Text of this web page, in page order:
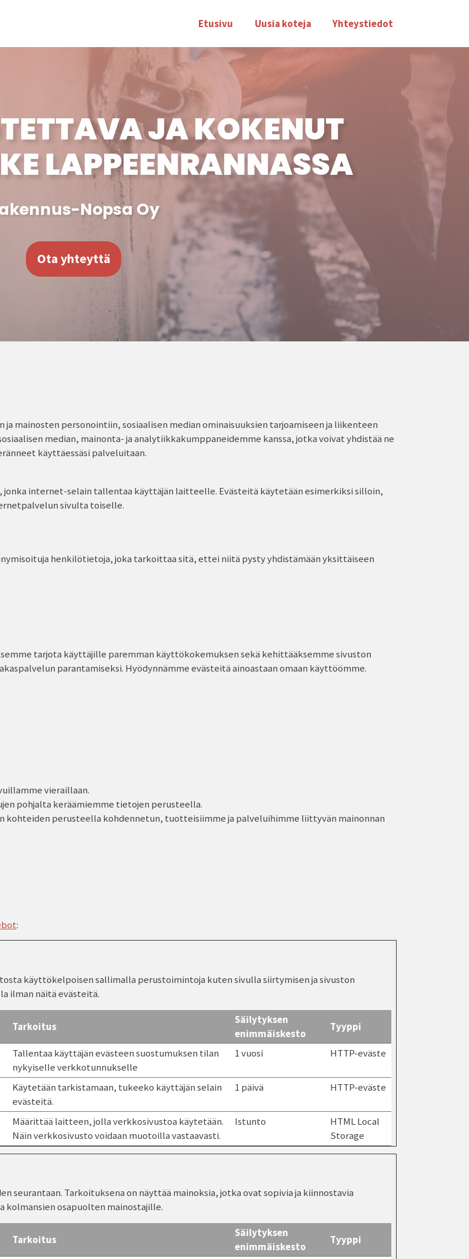
Etusivu Uusia koteja Yhteystiedot
JA KOKENUT
LAPPEENRANNASSA
Nopsa Oy
Ota yhteyttä
mainosten personointiin, sosiaalisen median ominaisuuksien tarjoamiseen ja liikenteen
median, mainonta- ja analytiikkakumppaneidemme kanssa, jotka voivat yhdistää ne
käyttäessäsi palveluitaan.
internet-selain tallentaa käyttäjän laitteelle. Evästeitä käytetään esimerkiksi silloin,
sivulta toiselle.
henkilötietoja, joka tarkoittaa sitä, ettei niitä pysty yhdistämään yksittäiseen
tarjota käyttäjille paremman käyttökokemuksen sekä kehittääksemme sivuston
parantamiseksi. Hyödynnämme evästeitä ainoastaan omaan käyttöömme.
vieraillaan.
pohjalta keräämiemme tietojen perusteella.
kohteiden perusteella kohdennetun, tuotteisiimme ja palveluihimme liittyvän mainonnan
:
käyttökelpoisen sallimalla perustoimintoja kuten sivulla siirtymisen ja sivuston
ilman näitä evästeitä.
Tarkoitus
Säilytyksen
enimmäiskesto
Tyyppi
Tallentaa käyttäjän evästeen suostumuksen tilan
nykyiselle verkkotunnukselle
1 vuosi HTTP-eväste
Käytetään tarkistamaan, tukeeko käyttäjän selain
evästeitä.
1 päivä HTTP-eväste
Määrittää laitteen, jolla verkkosivustoa käytetään.
Näin verkkosivusto voidaan muotoilla vastaavasti.
Istunto
HTML Local
Storage
Tarkoituksena on näyttää mainoksia, jotka ovat sopivia ja kiinnostavia
osapuolten mainostajille.
Tarkoitus
Säilytyksen
enimmäiskesto
Tyyppi